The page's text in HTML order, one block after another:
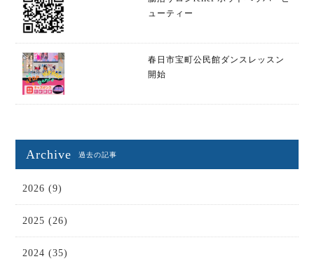
ューティー
春日市宝町公民館ダンスレッスン
開始
Archive 過去の記事
2026 (9)
2025 (26)
2024 (35)